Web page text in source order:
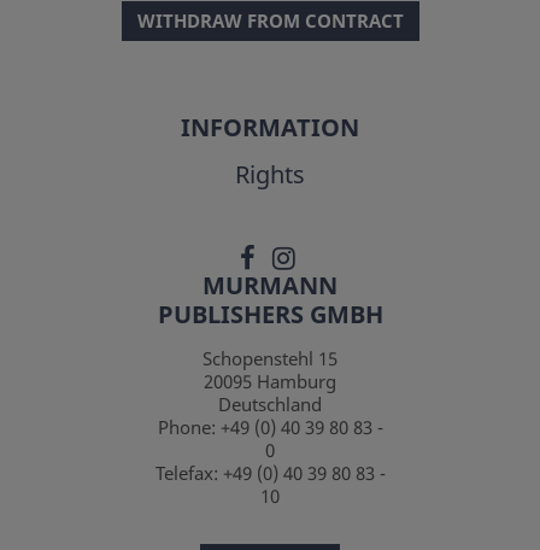
WITHDRAW FROM CONTRACT
INFORMATION
Rights
MURMANN
PUBLISHERS GMBH
Schopenstehl 15
20095 Hamburg
Deutschland
Phone: +49 (0) 40 39 80 83 -
0
Telefax: +49 (0) 40 39 80 83 -
10